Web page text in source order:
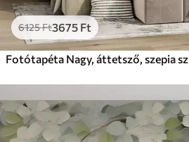
6125Ft3675 Ft